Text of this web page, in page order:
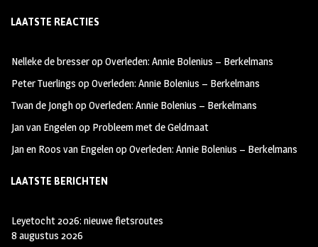
b
oo
k
ag
m
tt
LAATSTE REACTIES
Nelleke de bresseropOverleden: Annie Bolenius – Berkelmans
Peter Tuerlings opOverleden: Annie Bolenius – Berkelmans
Twan de JonghopOverleden: Annie Bolenius – Berkelmans
Jan van Engelenop Probleem met de Geldmaat
Jan en Roos van EngelenopOverleden: Annie Bolenius – Berkelmans
LAATSTE BERICHTEN
Leyetocht 2026: nieuwe fietsroutes
8 augustus 2026